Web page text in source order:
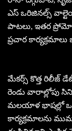
ఎస్ ఒరిజినల్స్
పాటలు, ఇతర
ప్రచార
మేకర్స్ కొత్త రిలీజ్
రెండు వారాల్లోపు
మలయాళ భాషల్లో
కార్యక్రమాలను